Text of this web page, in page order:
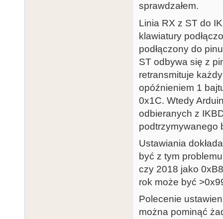
sprawdzałem.
Linia RX z ST do
klawiatury
podłączony do
ST odbywa się z
retransmituje
opóźnieniem 1
0x1C. Wtedy
odbieranych z
podtrzymywanego
Ustawiania
być z tym
czy 2018 jako
rok może być
Polecenie
można pominąć